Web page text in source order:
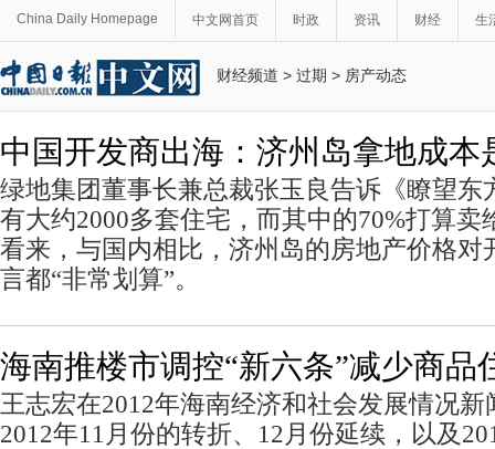
China Daily Homepage 中文网首页 时政 资讯 财经 生
财经频道 > 过期 > 房产动态
中国开发商出海：济州岛拿地成本
绿地集团董事长兼总裁张玉良告诉《瞭望东
有大约2000多套住宅，而其中的70%打算卖
看来，与国内相比，济州岛的房地产价格对
言都“非常划算”。
海南推楼市调控“新六条”减少商品
王志宏在2012年海南经济和社会发展情况新
2012年11月份的转折、12月份延续，以及